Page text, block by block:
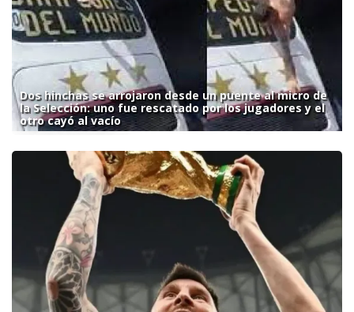
Dos hinchas se arrojaron desde un puente al micro de
la Selección: uno fue rescatado por los jugadores y el
otro cayó al vacío